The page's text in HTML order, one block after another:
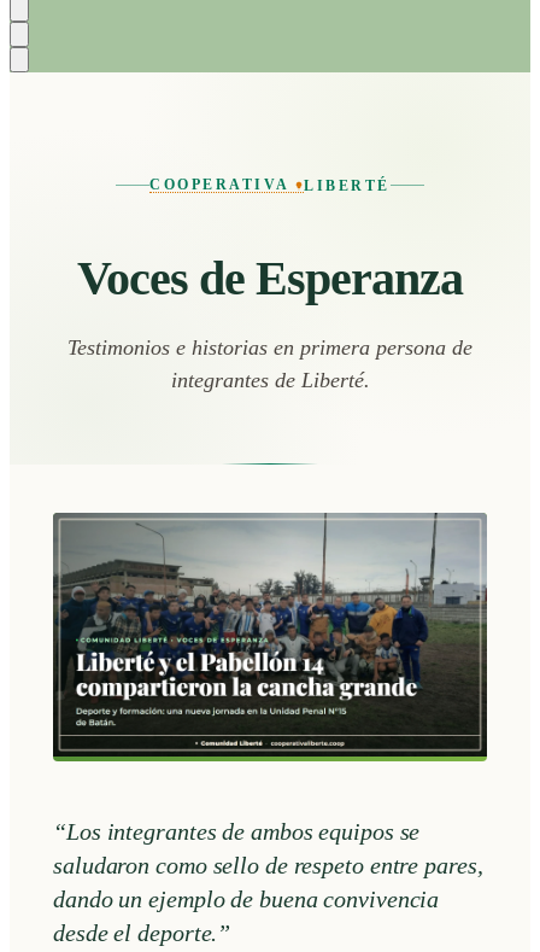
COOPERATIVA LIBERTÉ
Voces de Esperanza
Testimonios e historias en primera persona de
integrantes de Liberté.
“Los integrantes de ambos equipos se
saludaron como sello de respeto entre pares,
dando un ejemplo de buena convivencia
desde el deporte.”